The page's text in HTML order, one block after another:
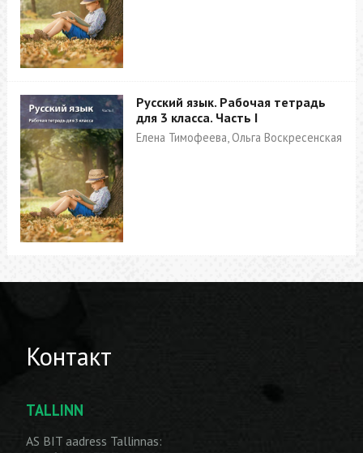
Русский язык. Рабочая тетрадь
для 3 класса. Часть I
Елена Тимофеева, Ольга Воскресенская
Контакт
TALLINN
AS BIT aadress Tallinnas: